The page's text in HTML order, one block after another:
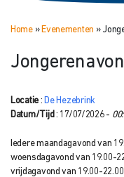
Home» Evenementen »
Locatie : De Hezebrink
Datum/Tijd : 17/07/2026 -
Iedere maandagavond van
woensdagavond van 19.00-
vrijdagavond van 19.00-